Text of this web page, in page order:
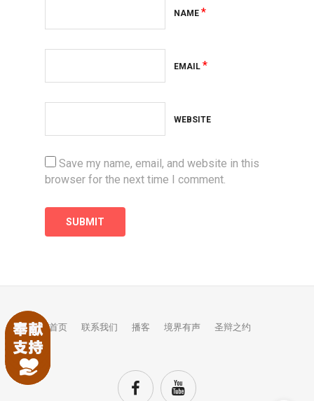
NAME *
EMAIL *
WEBSITE
Save my name, email, and website in this
browser for the next time I comment.
首页 联系我们 播客 境界有声 圣辩之约